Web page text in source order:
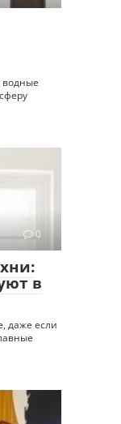
водные
0
в
даже если